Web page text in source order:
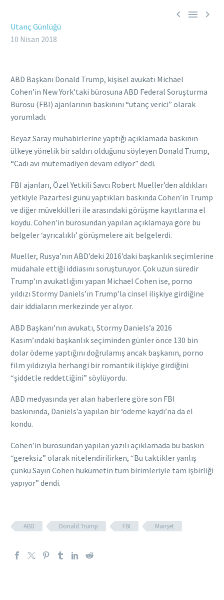
  
Utanç Günlüğü
10 Nisan 2018
ABD Başkanı Donald Trump, kişisel avukatı Michael
Cohen’in New York’taki bürosuna ABD Federal Soruşturma
Bürosu (FBI) ajanlarının baskınını “utanç verici” olarak
yorumladı.
Beyaz Saray muhabirlerine yaptığı açıklamada baskının
ülkeye yönelik bir saldırı olduğunu söyleyen Donald Trump,
“Cadı avı mütemadiyen devam ediyor” dedi.
FBI ajanları, Özel Yetkili Savcı Robert Mueller’den aldıkları
yetkiyle Pazartesi günü yaptıkları baskında Cohen’in Trump
ve diğer müvekkilleri ile arasındaki görüşme kayıtlarına el
koydu. Cohen’in bürosundan yapılan açıklamaya göre bu
belgeler ‘ayrıcalıklı’ görüşmelere ait belgelerdi.
Mueller, Rusya’nın ABD’deki 2016’daki başkanlık seçimlerine
müdahale ettiği iddiasını soruşturuyor. Çok uzun süredir
Trump’ın avukatlığını yapan Michael Cohen ise, porno
yıldızı Stormy Daniels’ın Trump’la cinsel ilişkiye girdiğine
dair iddiaların merkezinde yer alıyor.
ABD Başkanı’nın avukatı, Stormy Daniels’a 2016
Kasım’ındaki başkanlık seçiminden günler önce 130 bin
dolar ödeme yaptığını doğrulamış ancak başkanın, porno
film yıldızıyla herhangi bir romantik ilişkiye girdiğini
“şiddetle reddettiğini” söylüyordu.
ABD medyasında yer alan haberlere göre son FBI
baskınında, Daniels’a yapılan bir ‘ödeme kaydı’na da el
kondu.
Cohen’in bürosundan yapılan yazılı açıklamada bu baskın
“gereksiz” olarak nitelendirilirken, “Bu taktikler yanlış
çünkü Sayın Cohen hükümetin tüm birimleriyle tam işbirliği
yapıyor” dendi.
ABD Donald Trump FBI Manşet